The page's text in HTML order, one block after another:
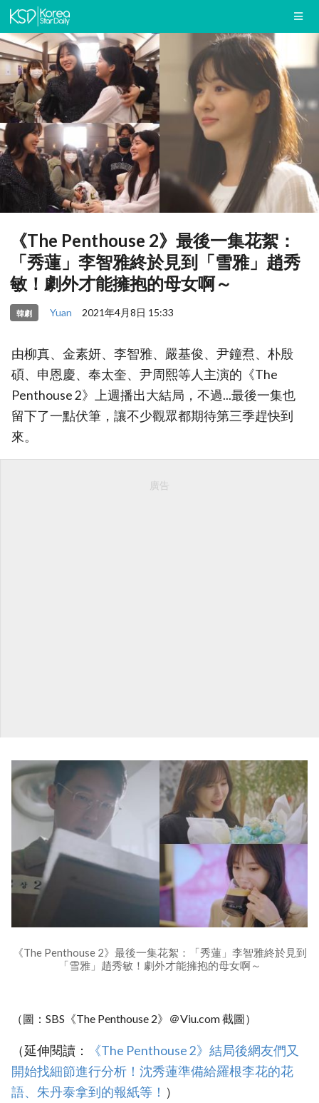
《The Penthouse 2》最後一集花絮：
「秀蓮」李智雅終於見到「雪雅」趙秀
敏！劇外才能擁抱的母女啊～
韓劇 Yuan 2021年4月8日 15:33
由柳真、金素妍、李智雅、嚴基俊、尹鐘焄、朴殷
碩、申恩慶、奉太奎、尹周熙等人主演的《The
Penthouse 2》上週播出大結局，不過...最後一集也
留下了一點伏筆，讓不少觀眾都期待第三季趕快到
來。
廣告
《The Penthouse 2》最後一集花絮：「秀蓮」李智雅終於見到
「雪雅」趙秀敏！劇外才能擁抱的母女啊～
（圖：SBS《The Penthouse 2》＠Viu.com 截圖）
（延伸閱讀：
《The Penthouse 2》結局後網友們又
開始找細節進行分析！沈秀蓮準備給羅根李花的花
語、朱丹泰拿到的報紙等！ ）